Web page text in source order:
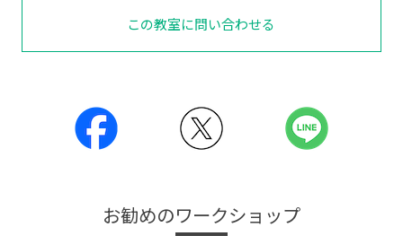
この教室に問い合わせる
お勧めのワークショップ